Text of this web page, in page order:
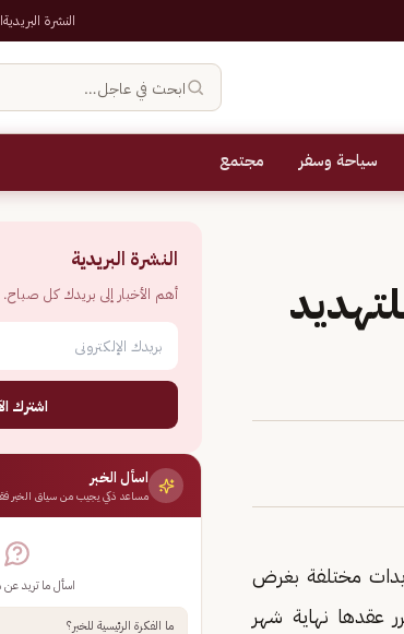
النشرة البريدية
ابحث في عاجل…
سياحة وسفر مجتمع
مختلفة بغرض
عقدها نهاية شهر
النشرة البريدية
أهم الأخبار إلى بريدك كل صباح.
اشترك
اسأل الخبر
مساعد ذكي يجيب من سياق الخبر
اسأل ما تريد عن
ما الفكرة الرئيسية للخبر؟